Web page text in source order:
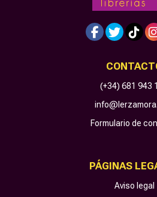
(+34) 681 943
Formulario de
PÁGINAS
Aviso legal